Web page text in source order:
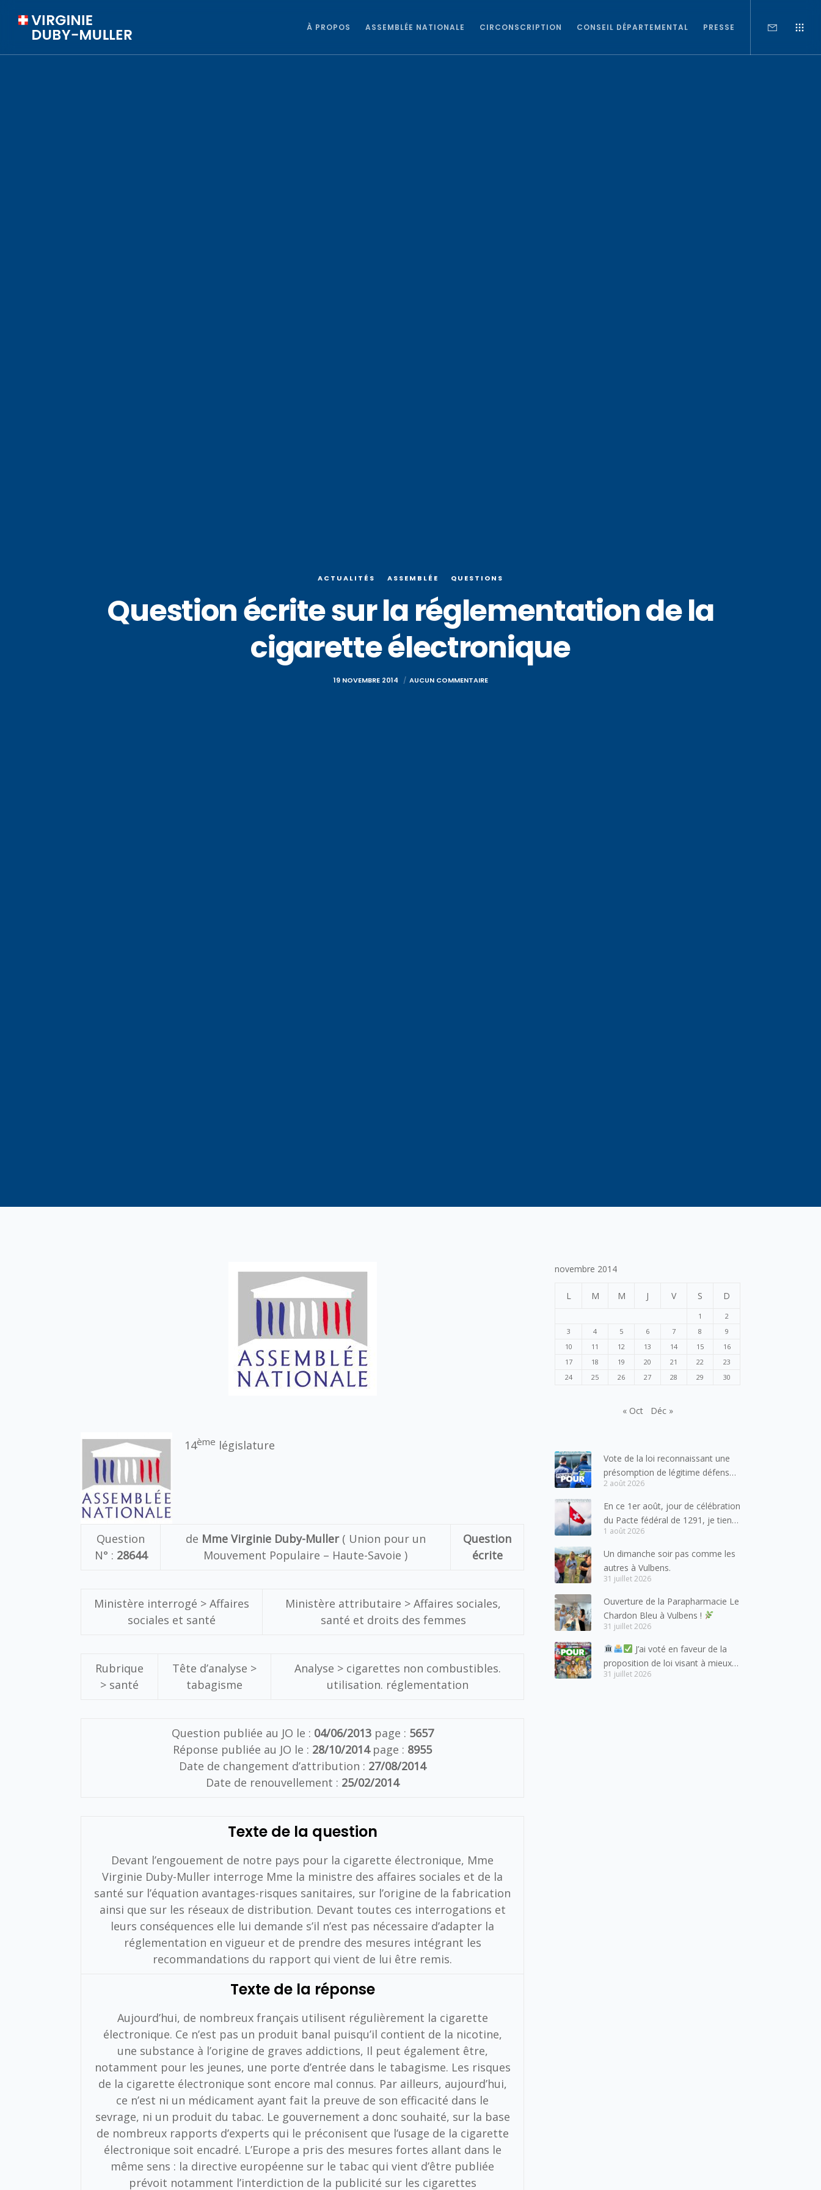
À PROPOS ASSEMBLÉE NATIONALE CIRCONSCRIPTION CONSEIL DÉPARTEMENTAL PRESSE
ACTUALITÉS ASSEMBLÉE QUESTIONS
Question écrite sur la réglementation de la
cigarette électronique
19 NOVEMBRE 2014 AUCUN COMMENTAIRE
14ème législature
Question
N° : 28644
de Mme Virginie Duby-Muller( Union pour un
Mouvement Populaire – Haute-Savoie )
Question
écrite
Ministère interrogé > Affaires
sociales et santé
Ministère attributaire > Affaires sociales,
santé et droits des femmes
Rubrique
> santé
Tête d’analyse >
tabagisme
Analyse > cigarettes non combustibles.
utilisation. réglementation
Question publiée au JO le : 04/06/2013page : 5657
Réponse publiée au JO le : 28/10/2014page : 8955
Date de changement d’attribution : 27/08/2014
Date de renouvellement : 25/02/2014
Texte de la question
Devant l’engouement de notre pays pour la cigarette électronique, Mme
Virginie Duby-Muller interroge Mme la ministre des affaires sociales et de la
santé sur l’équation avantages-risques sanitaires, sur l’origine de la fabrication
ainsi que sur les réseaux de distribution. Devant toutes ces interrogations et
leurs conséquences elle lui demande s’il n’est pas nécessaire d’adapter la
réglementation en vigueur et de prendre des mesures intégrant les
recommandations du rapport qui vient de lui être remis.
Texte de la réponse
Aujourd’hui, de nombreux français utilisent régulièrement la cigarette
électronique. Ce n’est pas un produit banal puisqu’il contient de la nicotine,
une substance à l’origine de graves addictions, Il peut également être,
notamment pour les jeunes, une porte d’entrée dans le tabagisme. Les risques
de la cigarette électronique sont encore mal connus. Par ailleurs, aujourd’hui,
ce n’est ni un médicament ayant fait la preuve de son efficacité dans le
sevrage, ni un produit du tabac. Le gouvernement a donc souhaité, sur la base
de nombreux rapports d’experts qui le préconisent que l’usage de la cigarette
électronique soit encadré. L’Europe a pris des mesures fortes allant dans le
même sens : la directive européenne sur le tabac qui vient d’être publiée
prévoit notamment l’interdiction de la publicité sur les cigarettes
novembre 2014
L M M J V S D
1
2
3
4 5 6 7 8
9
10
11 12 13 14 15
16
17
18 19 20 21 22
23
24
25 26 27 28 29 30
« Oct Déc »
Vote de la loi reconnaissant une
présomption de légitime défense
pour les forces de l’ordre
2 août 2026
En ce 1er août, jour de célébration
du Pacte fédéral de 1291, je tiens
à adresser mes meilleures
salutations à nos voisins et amis
suisses, et plus particulièrement
aux habitants du bassin genevois
lesquels la Haute-Savoie
entretient des liens étroits et
quotidiens.
1 août 2026
Un dimanche soir pas comme les
autres à Vulbens.
31 juillet 2026
Ouverture de la Parapharmacie Le
Chardon Bleu à Vulbens !
31 juillet 2026
J’ai voté en faveur de la
proposition de loi visant à mieux
protéger les mineurs des risques
31 juillet 2026